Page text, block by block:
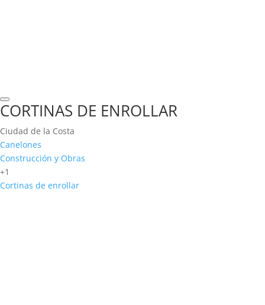
CORTINAS DE ENROLLAR
Ciudad de la Costa
Canelones
Construcción y Obras
+1
Cortinas de enrollar